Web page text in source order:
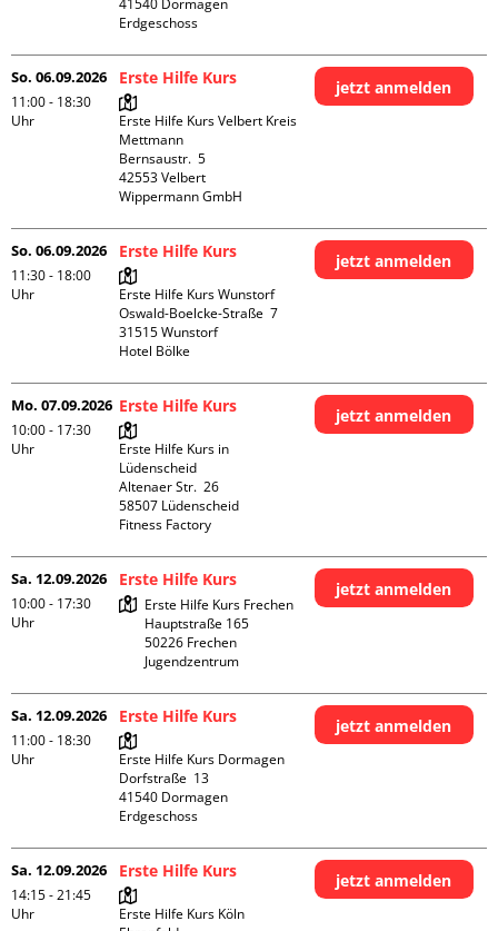
41540 Dormagen
Erdgeschoss
So. 06.09.2026
11:00 - 18:30
Uhr
Erste Hilfe Kurs
Erste Hilfe Kurs Velbert Kreis
Mettmann
Bernsaustr.  5
42553 Velbert
Wippermann GmbH
jetzt anmelden
So. 06.09.2026
11:30 - 18:00
Uhr
Erste Hilfe Kurs
Erste Hilfe Kurs Wunstorf
Oswald-Boelcke-Straße  7
31515 Wunstorf
Hotel Bölke
jetzt anmelden
Mo. 07.09.2026
10:00 - 17:30
Uhr
Erste Hilfe Kurs
Erste Hilfe Kurs in
Lüdenscheid
Altenaer Str.  26
58507 Lüdenscheid
Fitness Factory
jetzt anmelden
Sa. 12.09.2026
10:00 - 17:30
Uhr
Erste Hilfe Kurs
Erste Hilfe Kurs Frechen
Hauptstraße 165
50226 Frechen
Jugendzentrum
jetzt anmelden
Sa. 12.09.2026
11:00 - 18:30
Uhr
Erste Hilfe Kurs
Erste Hilfe Kurs Dormagen
Dorfstraße  13
41540 Dormagen
Erdgeschoss
jetzt anmelden
Sa. 12.09.2026
14:15 - 21:45
Uhr
Erste Hilfe Kurs
Erste Hilfe Kurs Köln
jetzt anmelden